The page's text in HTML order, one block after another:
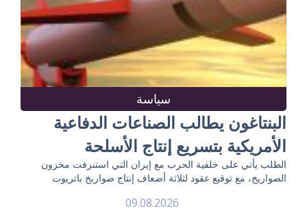
سياسة
البنتاغون يطالب الصناعات الدفاعية
الأمريكية بتسريع إنتاج الأسلحة
الطلب يأتي على خلفية الحرب مع إيران التي استنزفت مخزون
الصواريخ، مع توقيع عقود لثلاثة أضعاف إنتاج صواريخ باتريوت
09.08.2026